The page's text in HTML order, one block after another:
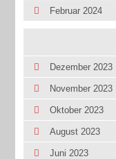
Februar 2024
Dezember 2023
November 2023
Oktober 2023
August 2023
Juni 2023